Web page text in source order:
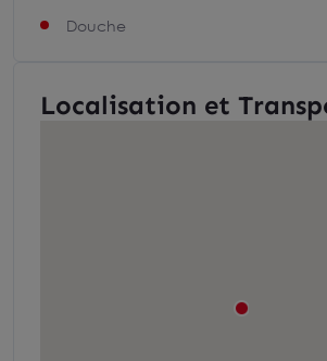
Douche
Localisation et